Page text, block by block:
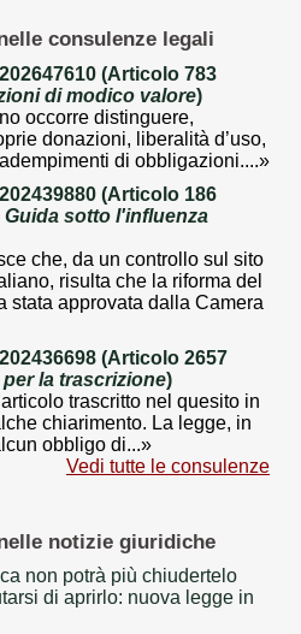
consulenze legali
(Articolo 783
di modico valore)
occorre distinguere,
donazioni, liberalità d’uso,
di obbligazioni....»
(Articolo 186
Guida sotto l'influenza
che, da un controllo sul sito
risulta che la riforma del
stata approvata dalla Camera
(Articolo 2657
la trascrizione)
trascritto nel quesito in
chiarimento. La legge, in
obbligo di...»
Vedi tutte le consulenze
notizie giuridiche
non potrà più chiudertelo
di aprirlo: nuova legge in